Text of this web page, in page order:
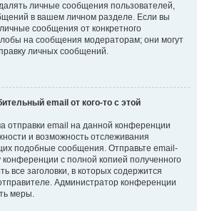
личные сообщения пользователей,
в вашем личном разделе. Если вы
сообщения от конкретного
на сообщения модераторам; они могут
личных сообщений.
email от кого-то с этой
отправки email на данной конференции
и возможность отслеживания
подобные сообщения. Отправьте email-
с полной копией полученного
все заголовки, в которых содержится
Администратор конференции
меры.